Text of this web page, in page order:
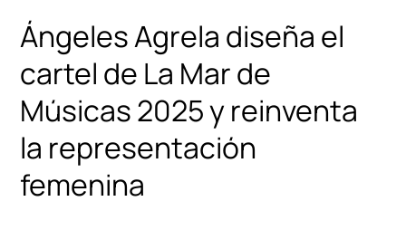
Ángeles Agrela diseña el
cartel de La Mar de
Músicas 2025 y reinventa
la representación
femenina